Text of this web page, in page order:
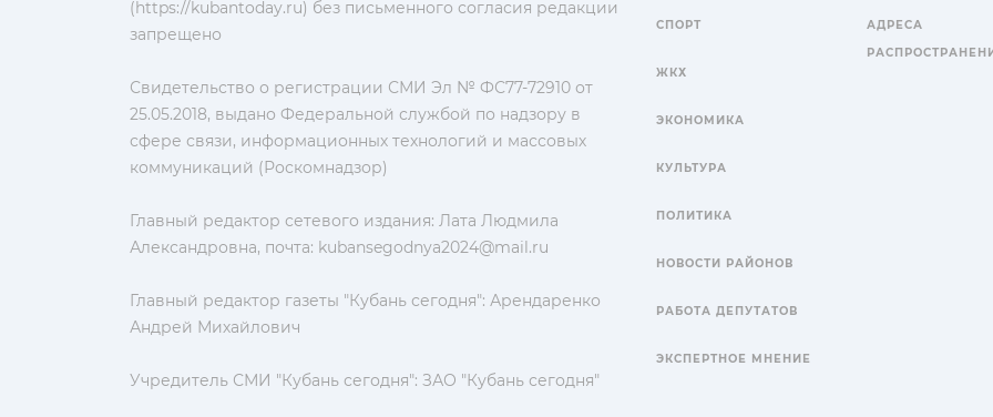
(https://kubantoday.ru) без письменного согласия редакции
запрещено
Свидетельство о регистрации СМИ Эл № ФС77-72910 от
25.05.2018, выдано Федеральной службой по надзору в
сфере связи, информационных технологий и массовых
коммуникаций (Роскомнадзор)
Главный редактор сетевого издания: Лата Людмила
Александровна, почта: kubansegodnya2024@mail.ru
Главный редактор газеты "Кубань сегодня": Арендаренко
Андрей Михайлович
Учредитель СМИ "Кубань сегодня": ЗАО "Кубань сегодня"
СПОРТ
ЖКХ
ЭКОНОМИКА
КУЛЬТУРА
ПОЛИТИКА
НОВОСТИ РАЙОНОВ
РАБОТА ДЕПУТАТОВ
ЭКСПЕРТНОЕ МНЕНИЕ
АДРЕСА